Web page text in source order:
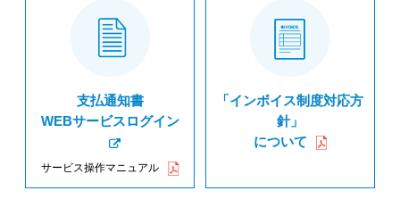
支払通知書
WEBサービスログイン
サービス操作マニュアル
「インボイス制度対応方
針」
について